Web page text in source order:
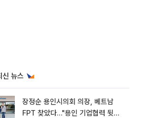
신 뉴스
장정순 용인시의회 의장, 베트남
FPT 찾았다…"용인 기업협력 뒷받